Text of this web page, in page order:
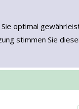
optimal
stimmen Sie